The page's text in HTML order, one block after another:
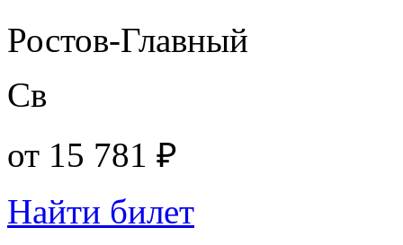
Ростов-Главный
Св
от 15 781 ₽
Найти билет